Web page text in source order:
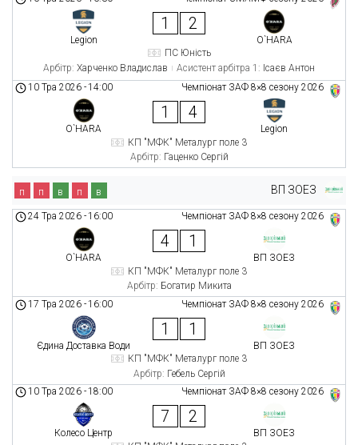
Legion
1 2
O`HARA
ПС Юність
Арбітр: Харченко Владислав Асистент арбітра 1: Ісаєв Антон
Чемпіонат ЗАФ 8×8 сезону 2026
10 Тра 2026 -14:00
O`HARA
1 4
Legion
КП "МФК" Металург поле 3
Арбітр: Гаценко Сергій
ВП ЗОЕЗ
п п в п в
Чемпіонат ЗАФ 8×8 сезону 2026
24 Тра 2026 -16:00
O`HARA
4 1
ВП ЗОЕЗ
КП "МФК" Металург поле 3
Арбітр: Богатир Микита
Чемпіонат ЗАФ 8×8 сезону 2026
17 Тра 2026 -16:00
Єдина Доставка Води
1 1
ВП ЗОЕЗ
КП "МФК" Металург поле 3
Арбітр: Гебель Сергій
Чемпіонат ЗАФ 8×8 сезону 2026
10 Тра 2026 -18:00
Колесо Центр
7 2
ВП ЗОЕЗ